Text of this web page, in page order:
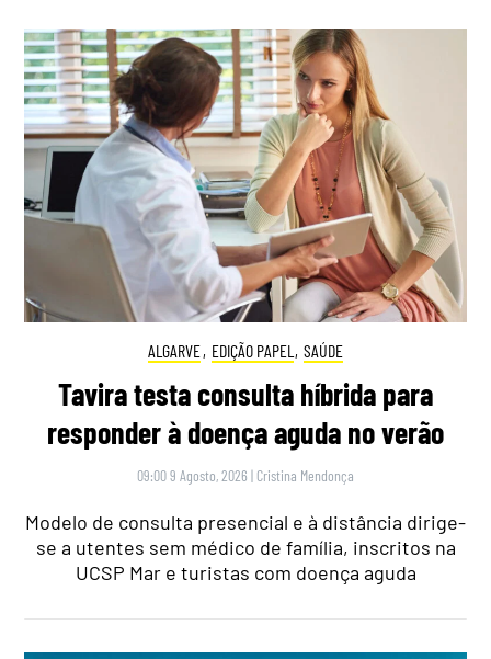
ALGARVE, EDIÇÃO PAPEL , SAÚDE
Tavira testa consulta híbrida para
responder à doença aguda no verão
09:00 9 Agosto, 2026 | Cristina Mendonça
Modelo de consulta presencial e à distância dirige-
se a utentes sem médico de família, inscritos na
UCSP Mar e turistas com doença aguda